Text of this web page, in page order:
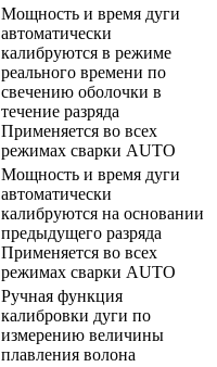
Мощность и время дуги
автоматически
калибруются в режиме
реального времени по
свечению оболочки в
течение разряда
Применяется во всех
режимах сварки AUTO
Мощность и время дуги
автоматически
калибруются на основании
предыдущего разряда
Применяется во всех
режимах сварки AUTO
Ручная функция
калибровки дуги по
измерению величины
плавления волона